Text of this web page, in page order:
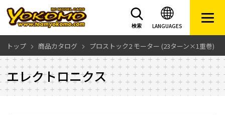
LANGUAGES
検索
トップ 商品カタログ プロストック2 モーター (23ターン×1重巻)
エレクトロニクス